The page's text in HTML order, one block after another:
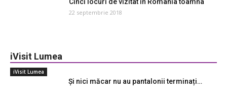
22 septembrie 2018
iVisit Lumea
iVisit Lumea
Și nici măcar nu au pantalonii terminați…